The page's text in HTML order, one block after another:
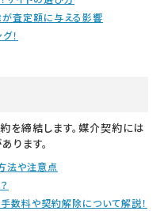
査定額に与える影響
！
締結します。媒介契約には
ります。
法や注意点
数料や契約解除について解説！